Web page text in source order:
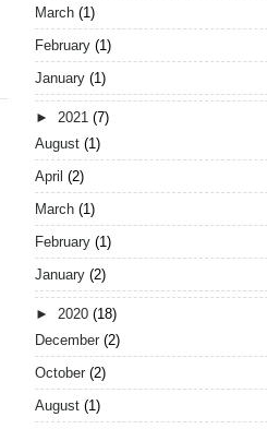
March (1)
February (1)
January (1)
► 2021 (7)
August (1)
April (2)
March (1)
February (1)
January (2)
► 2020 (18)
December (2)
October (2)
August (1)